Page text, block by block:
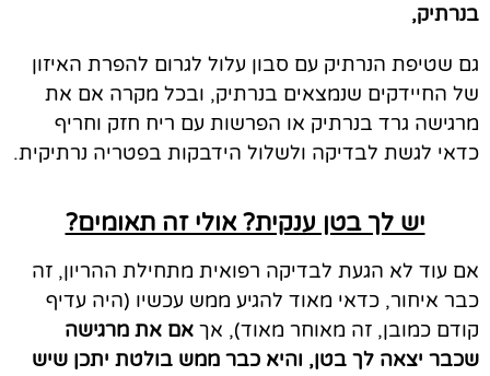
בנרתיק,
גם שטיפת הנרתיק עם סבון עלול לגרום להפרת האיזון
של החיידקים שנמצאים בנרתיק, ובכל מקרה אם את
מרגישה גרד בנרתיק או הפרשות עם ריח חזק וחריף
כדאי לגשת לבדיקה ולשלול הידבקות בפטריה נרתיקית.
יש לך בטן ענקית? אולי זה תאומים?
אם עוד לא הגעת לבדיקה רפואית מתחילת ההריון, זה
כבר איחור, כדאי מאוד להגיע ממש עכשיו (היה עדיף
קודם כמובן, זה מאוחר מאוד), אך אם את מרגישה
שכבר יצאה לך בטן, והיא כבר ממש בולטת יתכן שיש